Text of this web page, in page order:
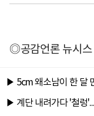
◎공감언론 뉴시스